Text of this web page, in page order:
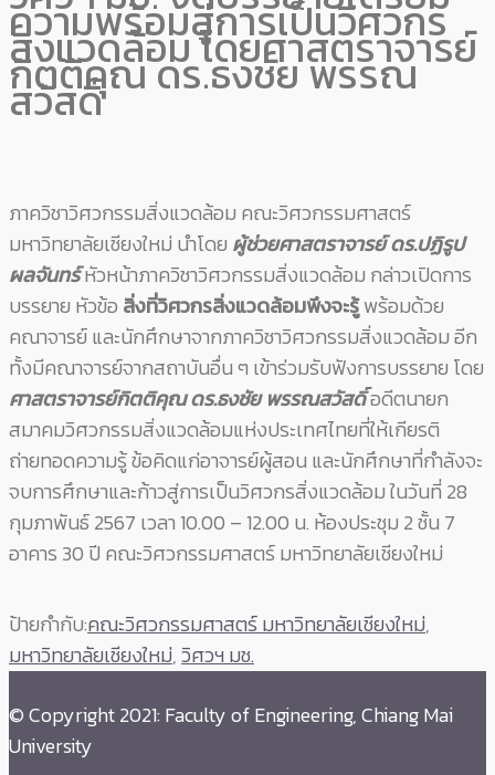
ความพร้อมสู่การเป็นวิศวกร
สิ่งแวดล้อม โดยศาสตราจารย์
กิตติคุณ ดร.ธงชัย พรรณ
สวัสดิ์
ภาควิชาวิศวกรรมสิ่งแวดล้อม คณะวิศวกรรมศาสตร์
มหาวิทยาลัยเชียงใหม่ นำโดย ผู้ช่วยศาสตราจารย์ ดร.ปฏิรูป
ผลจันทร์หัวหน้าภาควิชาวิศวกรรมสิ่งแวดล้อม กล่าวเปิดการ
บรรยาย หัวข้อ สิ่งที่วิศวกรสิ่งแวดล้อมพึงจะรู้พร้อมด้วย
คณาจารย์ และนักศึกษาจากภาควิชาวิศวกรรมสิ่งแวดล้อม อีก
ทั้งมีคณาจารย์จากสถาบันอื่น ๆ เข้าร่วมรับฟังการบรรยาย โดย
ศาสตราจารย์กิตติคุณ ดร.ธงชัย พรรณสวัสดิ์อดีตนายก
สมาคมวิศวกรรมสิ่งแวดล้อมแห่งประเทศไทยที่ให้เกียรติ
ถ่ายทอดความรู้ ข้อคิดแก่อาจารย์ผู้สอน และนักศึกษาที่กำลังจะ
จบการศึกษาและก้าวสู่การเป็นวิศวกรสิ่งแวดล้อม ในวันที่ 28
กุมภาพันธ์ 2567 เวลา 10.00 – 12.00 น. ห้องประชุม 2 ชั้น 7
อาคาร 30 ปี คณะวิศวกรรมศาสตร์ มหาวิทยาลัยเชียงใหม่
ป้ายกำกับ:คณะวิศวกรรมศาสตร์ มหาวิทยาลัยเชียงใหม่,
มหาวิทยาลัยเชียงใหม่,วิศวฯ มช.
© Copyright 2021: Faculty of Engineering, Chiang Mai
University